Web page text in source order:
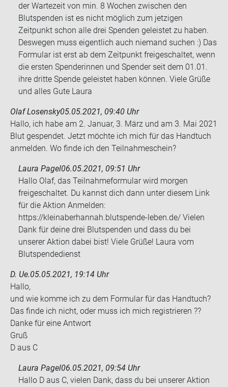
der Wartezeit von min. 8 Wochen zwischen den
Blutspenden ist es nicht möglich zum jetzigen
Zeitpunkt schon alle drei Spenden geleistet zu haben.
Deswegen muss eigentlich auch niemand suchen :) Das
Formular ist erst ab dem Zeitpunkt freigeschaltet, wenn
die ersten Spenderinnen und Spender seit dem 01.01.
ihre dritte Spende geleistet haben können. Viele Grüße
und alles Gute Laura
Olaf Losensky05.05.2021, 09:40 Uhr
Hallo, ich habe am 2. Ja­nu­ar, 3. März und am 3. Mai 2021
Blut ge­spen­det. Jetzt möch­te ich mich für das Hand­tuch
an­mel­den. Wo finde ich den Teil­nah­me­schein?
Laura Pagel06.05.2021, 09:51 Uhr
Hallo Olaf, das Teilnahmeformular wird morgen
freigeschaltet. Du kannst dich dann unter diesem Link
für die Aktion Anmelden:
https://kleinaberhannah.blutspende-leben.de/ Vielen
Dank für deine drei Blutspenden und dass du bei
unserer Aktion dabei bist! Viele Grüße! Laura vom
Blutspendedienst
D. Ue.05.05.2021, 19:14 Uhr
Hallo,
und wie komme ich zu dem For­mu­lar für das Hand­tuch?
Das finde ich nicht, oder muss ich mich re­gis­trie­ren ??
Danke für eine Ant­wort
Gruß
D aus C
Laura Pagel06.05.2021, 09:54 Uhr
Hallo D aus C, vielen Dank, dass du bei unserer Aktion